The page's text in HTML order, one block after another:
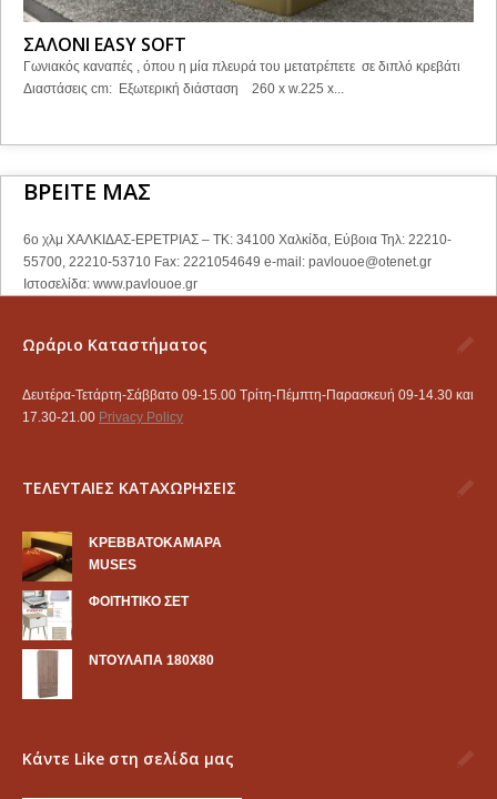
ΣΑΛΟΝΙ EASY SOFT
Γωνιακός καναπές , όπου η μία πλευρά του μετατρέπετε σε διπλό κρεβάτι
Διαστάσεις cm: Εξωτερική διάσταση 260 x w.225 x...
ΒΡΕΙΤΕ ΜΑΣ
6ο χλμ ΧΑΛΚΙΔΑΣ-ΕΡΕΤΡΙΑΣ – ΤΚ: 34100 Χαλκίδα, Εύβοια Τηλ: 22210-
55700, 22210-53710 Fax: 2221054649 e-mail: pavlouoe@otenet.gr
Ιστοσελίδα: www.pavlouoe.gr
Ωράριο Καταστήματος
Δευτέρα-Τετάρτη-Σάββατο 09-15.00 Τρίτη-Πέμπτη-Παρασκευή 09-14.30 και
17.30-21.00 Privacy Policy
ΤΕΛΕΥΤΑΙΕΣ ΚΑΤΑΧΩΡΗΣΕΙΣ
KΡΕΒΒΑΤΟΚΑΜΑΡΑ
MUSES
ΦΟΙΤΗΤΙΚΟ ΣΕΤ
ΝΤΟΥΛΑΠΑ 180Χ80
Κάντε Like στη σελίδα μας